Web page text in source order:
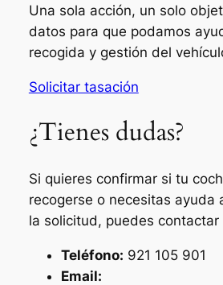
Una sola acción, un solo
datos para que podamos
recogida y gestión del
Solicitar tasación
¿Tienes dudas?
Si quieres confirmar si tu
recogerse o necesitas ayuda
la solicitud, puedes contactar
Teléfono: 921 105 901
Email: